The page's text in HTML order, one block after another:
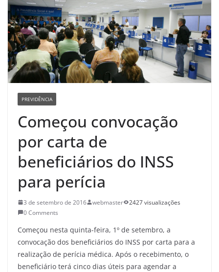
PREVIDÊNCIA
Começou convocação
por carta de
beneficiários do INSS
para perícia
3 de setembro de 2016 webmaster
2427 visualizações
0 Comments
Começou nesta quinta-feira, 1º de setembro, a
convocação dos beneficiários do INSS por carta para a
realização de perícia médica. Após o recebimento, o
beneficiário terá cinco dias úteis para agendar a